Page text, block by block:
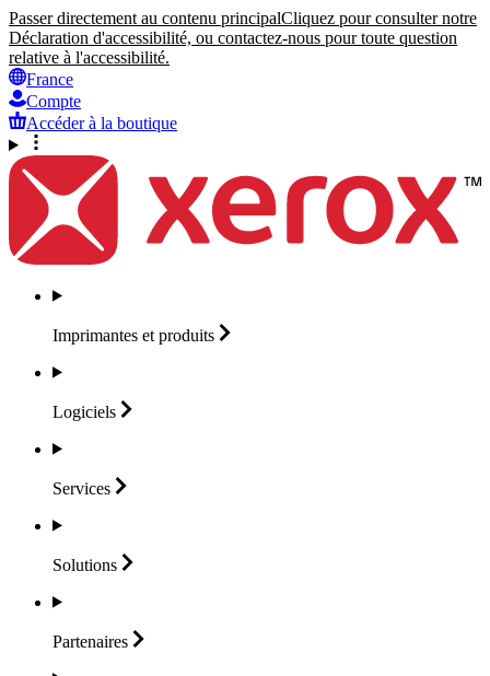
Passer directement au contenu principalCliquez pour consulter notre
Déclaration d'accessibilité, ou contactez-nous pour toute question
relative à l'accessibilité.
France
Compte
Accéder à la boutique
Imprimantes et produits
Logiciels
Services
Solutions
Partenaires